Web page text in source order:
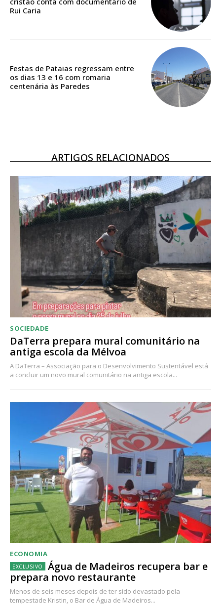
Acesso aos conteúdos Exclusivos para
Escolha o plano
16€
12 meses
Acesso ao conteúdo online
Acesso aos conteúdos Exclusivos para
assinantes
Ofertas para assinatura anual
Escolha o plano
Rui Caria
Festas de Pataias regressam entre
os dias 13 e 16 com romaria
centenária às Paredes
ARTIGOS RELACIONADOS
SOCIEDADE
DaTerra prepara mural comunitário na
antiga escola da Mélvoa
A DaTerra – Associação para o Desenvolvimento Sustentável está
a concluir um novo mural comunitário na antiga escola...
ECONOMIA
Água de Madeiros recupera bar e
prepara novo restaurante
Menos de seis meses depois de ter sido devastado pela
tempestade Kristin, o Bar de Água de Madeiros...